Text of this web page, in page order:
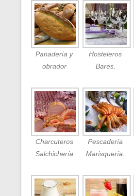
Panadería y
obrador
Hosteleros
Bares.
Charcuteros
Salchichería
Pescadería
Marisquería.